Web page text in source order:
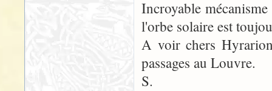
Incroyable
l'orbe solaire est
A voir chers
passages au Louvre.
S.